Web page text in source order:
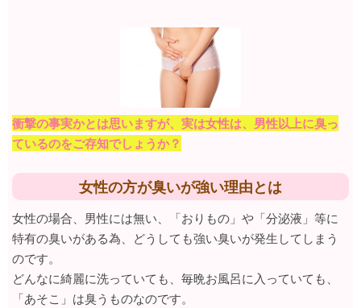
衝撃の事実かとは思いますが、実は女性は、男性以上に臭っ
ているのをご存知でしょうか？
女性の方が臭いが強い理由とは
女性の場合、男性には無い、「おりもの」や「分泌液」等に
特有の臭いがある為、どうしても強い臭いが発生してしまう
のです。
どんなに綺麗に洗っていても、毎晩お風呂に入っていても、
「あそこ」は臭うものなのです。